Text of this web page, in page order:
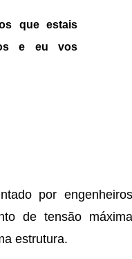
que estais
e eu vos
por engenheiros
de tensão máxima
estrutura.